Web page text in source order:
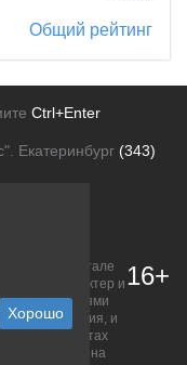
Общий рейтинг
Ctrl+Enter
Екатеринбург (343)
на портале
характер и
положениями
описания, и
на сайтах
право на
16+